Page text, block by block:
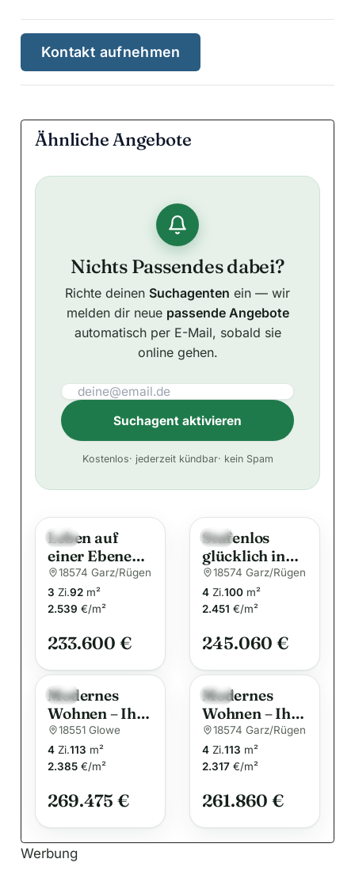
Kontakt aufnehmen
Ähnliche Angebote
Nichts Passendes dabei?
Richte deinen Suchagenten ein — wir
melden dir neue passende Angebote
automatisch per E-Mail, sobald sie
online gehen.
Suchagent aktivieren
t
Kostenlos· jederzeit kündbar· kein Spam
Neu
Leben auf
einer Ebene
auf Rügen!
18574 Garz/Rügen
3 Zi.92 m²
2.539 €/m²
233.600 €
Neu
Stufenlos
glücklich in
Garz auf
Rügen
18574 Garz/Rügen
4 Zi.100 m²
2.451 €/m²
245.060 €
Neu
Modernes
Wohnen – Ihr
Traumhaus
für die ganze
Familie
18551 Glowe
4 Zi.113 m²
2.385 €/m²
269.475 €
Neu
Modernes
Wohnen – Ihr
Traumhaus
für die ganze
Familie
18574 Garz/Rügen
4 Zi.113 m²
2.317 €/m²
261.860 €
Werbung